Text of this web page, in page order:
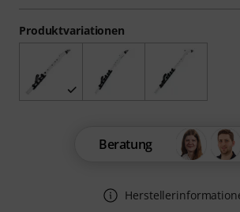
Produktvariationen
Beratung